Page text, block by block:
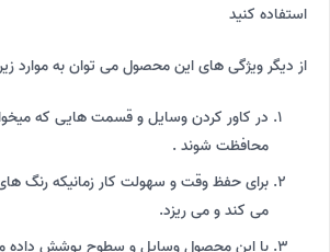
استفاده کنید
از دیگر ویژگی های این محصول می توان به موارد
در کاور کردن وسایل و قسمت هایی که
محافظت شوند .
برای حفظ وقت و سهولت کار زمانیکه رنگ
می کند و می ریزد.
با این محصول وسایل و سطوح پوشش داده